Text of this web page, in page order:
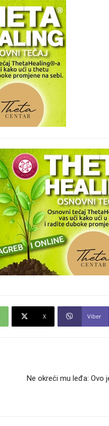
X Viber
Ne okreći mu leđa: Ovo